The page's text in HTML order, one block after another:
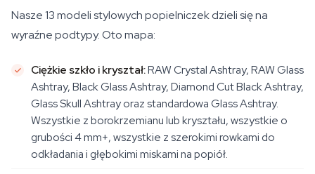
Nasze 13 modeli stylowych popielniczek dzieli się na
wyraźne podtypy. Oto mapa:
Ciężkie szkło i kryształ:RAW Crystal Ashtray, RAW Glass
Ashtray, Black Glass Ashtray, Diamond Cut Black Ashtray,
Glass Skull Ashtray oraz standardowa Glass Ashtray.
Wszystkie z borokrzemianu lub kryształu, wszystkie o
grubości 4 mm+, wszystkie z szerokimi rowkami do
odkładania i głębokimi miskami na popiół.